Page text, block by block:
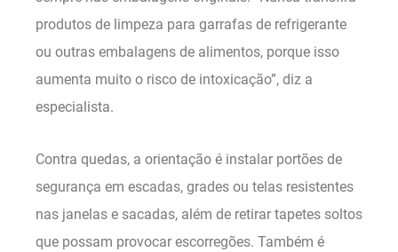
produtos de limpeza para garrafas de refrigerante
ou outras embalagens de alimentos, porque isso
aumenta muito o risco de intoxicação”, diz a
especialista.
Contra quedas, a orientação é instalar portões de
segurança em escadas, grades ou telas resistentes
nas janelas e sacadas, além de retirar tapetes soltos
que possam provocar escorregões. Também é